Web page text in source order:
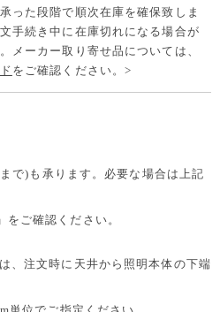
った段階で順次在庫を確保致しま
手続き中に在庫切れになる場合が
メーカー取り寄せ品については、
をご確認ください。 >
で)も承ります。必要な場合は上記
」をご確認ください。
、注文時に天井から照明本体の下端